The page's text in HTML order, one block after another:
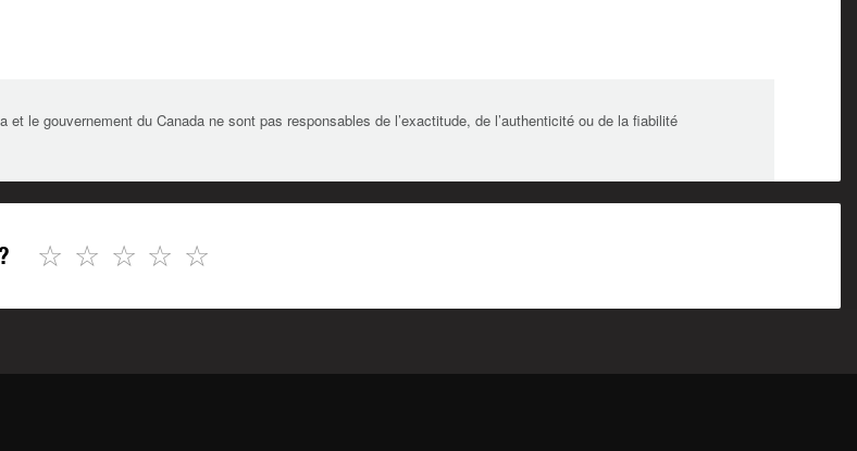
le gouvernement du Canada ne sont pas responsables de l’exactitude, de l’authenticité ou de la fiabilité
☆
☆
☆
☆
☆